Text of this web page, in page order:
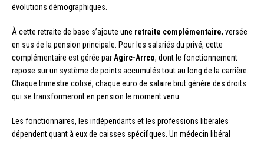
évolutions démographiques.
À cette retraite de base s’ajoute une retraite complémentaire, versée
en sus de la pension principale. Pour les salariés du privé, cette
complémentaire est gérée parAgirc-Arrco, dont le fonctionnement
repose sur un système de points accumulés tout au long de la carrière.
Chaque trimestre cotisé, chaque euro de salaire brut génère des droits
qui se transformeront en pension le moment venu.
Les fonctionnaires, les indépendants et les professions libérales
dépendent quant à eux de caisses spécifiques. Un médecin libéral